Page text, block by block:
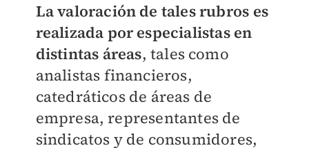
La valoración de tales rubros es
realizada por especialistas en
distintas áreas, tales como
analistas financieros,
catedráticos de áreas de
empresa, representantes de
sindicatos y de consumidores,